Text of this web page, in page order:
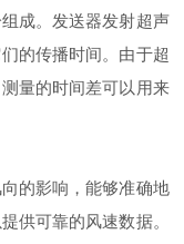
成。发送器发射超声
的传播时间。由于超
量的时间差可以用来
的影响，能够准确地
供可靠的风速数据。